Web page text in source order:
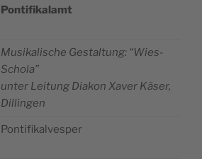
Pon­ti­fi­ka­lamt
Musi­ka­li­sche Gestal­tung: “Wies-
Scho­la”
unter Lei­tung Dia­kon Xaver Käser,
Dillingen
Pon­ti­fi­kal­ve­sper